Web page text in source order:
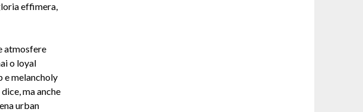
effimera,
atmosfere
o loyal
e melancholy
ma anche
urban